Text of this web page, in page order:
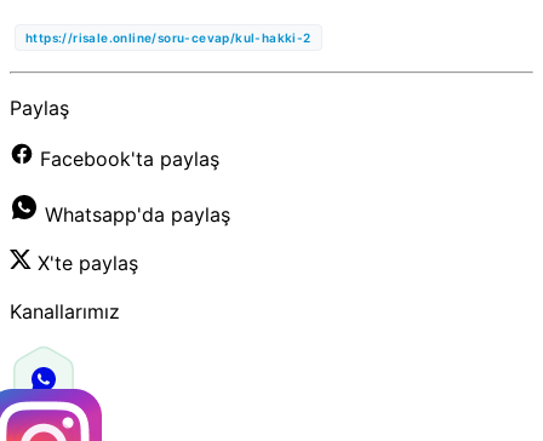
https://risale.online/soru-cevap/kul-hakki-2
Paylaş
Facebook'ta paylaş
Whatsapp'da paylaş
X'te paylaş
Kanallarımız